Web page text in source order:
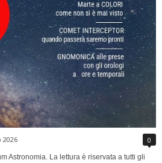
2026 0
Astronomia. La lettura è riservata a tutti gli